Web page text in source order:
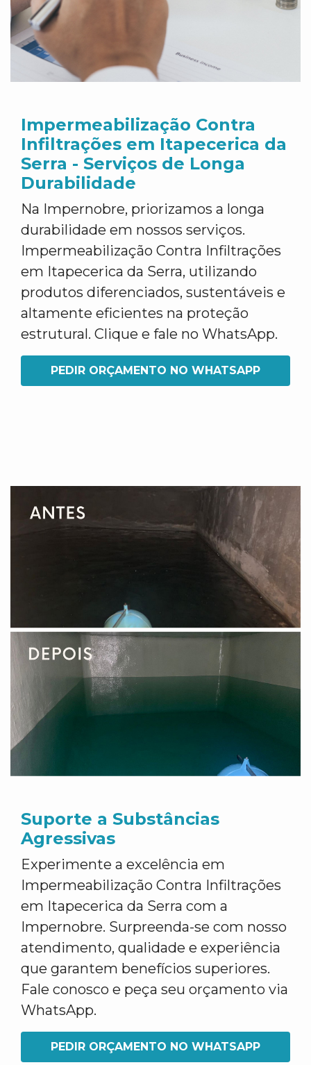
Impermeabilização Contra
Infiltrações em Itapecerica da
Serra - Serviços de Longa
Durabilidade
Na Impernobre, priorizamos a longa
durabilidade em nossos serviços.
Impermeabilização Contra Infiltrações
em Itapecerica da Serra, utilizando
produtos diferenciados, sustentáveis e
altamente eficientes na proteção
estrutural. Clique e fale no WhatsApp.
PEDIR ORÇAMENTO NO WHATSAPP
Suporte a Substâncias
Agressivas
Experimente a excelência em
Impermeabilização Contra Infiltrações
em Itapecerica da Serra com a
Impernobre. Surpreenda-se com nosso
atendimento, qualidade e experiência
que garantem benefícios superiores.
Fale conosco e peça seu orçamento via
WhatsApp.
PEDIR ORÇAMENTO NO WHATSAPP